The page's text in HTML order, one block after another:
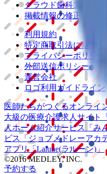
クラウド歯科業務
支
掲載情報の修正・削除
利用規約
特定商取引法に基づく
プライバシーポリシー
外部送信ポリシー
運営会社
ロゴ利用ガイドライン
医師たちがつくるオンライ
大級の医療介護求人サイト
人ホーム紹介サービス
「み
ビス
「ジョブメドレーアカ
アプリ「Lalune(ラルーン)」
©2016 MEDLEY, INC.
予約する